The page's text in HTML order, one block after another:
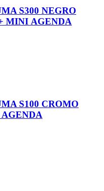
S300 NEGRO
MINI AGENDA
S100 CROMO